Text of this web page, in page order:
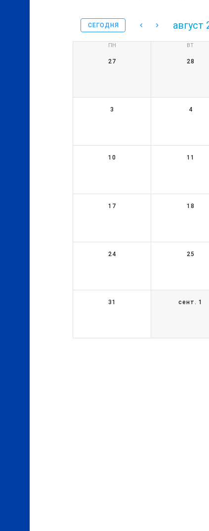
СЕГОДНЯ август
ПН ВТ
27 28
3 4
10 11
17 18
24 25
31 сент. 1